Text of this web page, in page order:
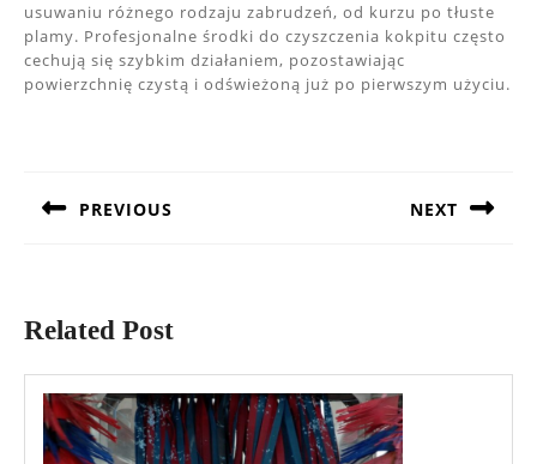
usuwaniu różnego rodzaju zabrudzeń, od kurzu po tłuste
plamy. Profesjonalne środki do czyszczenia kokpitu często
cechują się szybkim działaniem, pozostawiając
powierzchnię czystą i odświeżoną już po pierwszym użyciu.
PREVIOUS NEXT
Related Post